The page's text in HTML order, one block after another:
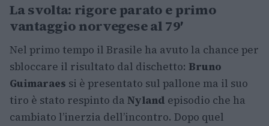
La svolta: rigore parato e primo
vantaggio norvegese al 79′
Nel primo tempo il Brasile ha avuto la chance per
sbloccare il risultato dal dischetto: Bruno
Guimaraes si è presentato sul pallone ma il suo
tiro è stato respinto da Nyland episodio che ha
cambiato l’inerzia dell’incontro. Dopo quel